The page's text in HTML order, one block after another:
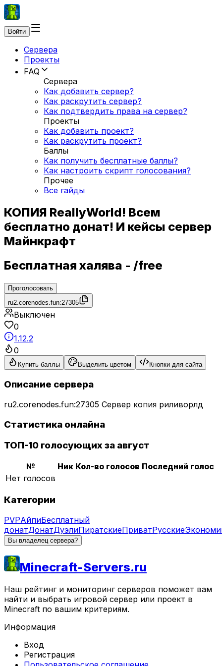
Войти
Сервера
Проекты
FAQ
Сервера
Как добавить сервер?
Как раскрутить сервер?
Как подтвердить права на сервер?
Проекты
Как добавить проект?
Как раскрутить проект?
Баллы
Как получить бесплатные баллы?
Как настроить скрипт голосования?
Прочее
Все гайды
КОПИЯ ReallyWorld! Всем
бесплатно донат! И кейсы сервер
Майнкрафт
Бесплатная халява - /free
Проголосовать
ru2.corenodes.fun:27305
Выключен
0
1.12.2
0
Купить баллы Выделить цветом Кнопки для сайта
Описание сервера
ru2.corenodes.fun:27305 Сервер копия риливорлд
Статистика онлайна
ТОП-10 голосующих за август
№ Ник Кол-во голосов Последний голос
Нет голосов
Категории
PVPАйпиБесплатный
донатДонатДуэлиПиратскиеПриватРусские
Вы владелец сервера?
Minecraft-Servers.ru
Наш рейтинг и мониторинг серверов поможет вам
найти и выбрать игровой сервер или проект в
Minecraft по вашим критериям.
Информация
Вход
Регистрация